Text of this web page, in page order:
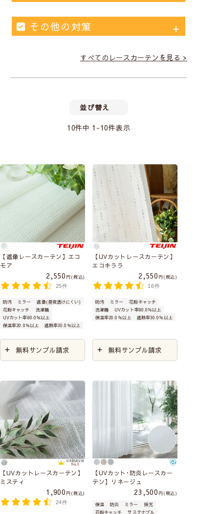
ストです。
スギ～カナムグラは関東地方、シラカンバは北海道の飛
散情報です。
出典：花王株式会社 生活者研究センター「花粉に関する生活者実態
2,000万個に相当するといわれています。そ
のうち、6割が換気による窓からの侵入が原
因です。花粉を20～40個吸うと症状が出る
といわれているの で、室内での花粉対策は
必須といえます。花粉が入るから窓を締め切
ったままにしようとしても、 お部屋をずっ
と換気しないわけにもいきません。
環境省の「花粉症環境保健マニュアル
2022」によると、
換気の際にレースカーテ
ンを閉めている だけで、窓から室内へ入る
さらに花粉を家に入れたくないという方に
です！
花粉・ホコリがついたカーテンを定期
的に洗って清潔に
で、花粉だけでなく空気中のホコリもからめ
とるように吸着してくれます。
洗濯機でじゃ
ぶじゃぶ洗え
るので、花粉
やほこりなど
がついた定期
的にお洗濯す
ることがで
き、レースカ
ーテンを清潔
に保てます。
も効果は持続
するので、繰
り返しお使え
いただけま
す。
洗濯機でじゃぶじゃぶ洗えるので、花粉やほ
こりなどがついた定期的にお洗濯することが
その他の対策
より快適に過ごすために、カーテン以
軽く手で払っただけでも、タオルは 46％、T
に花粉を撮ることが出来ます。余裕があればハ
ンディクリーナーで花粉を吸い取るのも〇。
花粉が付着しにくい服装
外出時の服装は花粉が付着しにくいものを選
び、マスク、メガネなどで花粉を防ぎ、帰宅時
には花粉を払うなどして家の中に花粉を持ちこ
まないようにしましょう。
花粉が付着しにくい素材は綿や
エステル などの化学繊維です。反対に花粉が付
控えた方が良いです。
さらに静電気が起きにくい生地の組み合わせ
（「綿 × ポリエステル
花粉が付きにくくなります。最近は静電気防止
スプレーもあるので、スプレーの活用もおすす
深夜～朝10時の時間帯に換気する
換気をするのに適している時間帯は、花粉の飛
散が
比較的落ち着いている 深夜～朝10時の時間
です。
花粉が飛散する時間帯は、一日のなかで2回あ
ります。早朝にスギ林から放出された花粉が、
数時間かけて都心部に流れ込んでくる「午前10
時頃からお昼すぎ」と、帰宅ラッシュによる人
の移動にともない花粉が舞い上がる「夕方」の
時間帯です。
すべてのレースカーテンを見る >
並び替え
10件中 1 -10件表示
【遮像レースカーテン】エコ
モア
2,550
税込
25件
防汚 ミラー
遮像(昼夜透けにくい)
花粉キャッチ
洗濯機
UVカット率80.0％以上
保温率20.0％以上
遮熱率30.0％以上
無料サンプル請求
【UVカットレースカーテン】
エコキララ
2,550
税込
16件
防汚 ミラー
花粉キャッチ
洗濯機
UVカット率80.0％以上
保温率20.0％以上
遮熱率30.0％以上
無料サンプル請求
【UVカットレースカーテン】
ミスティ
1,900
税込
24件
【UVカット･防炎レースカー
テン】リネージュ
23,500
税込
保温
防炎 ミラー
採光
花粉キャッチ
サステナブル